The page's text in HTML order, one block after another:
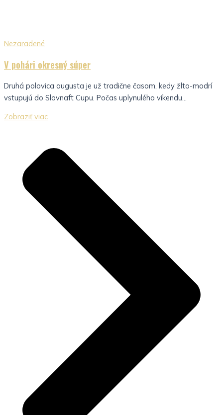
Nezaradené
V pohári okresný súper
Druhá polovica augusta je už tradične časom, kedy žlto-modrí
vstupujú do Slovnaft Cupu. Počas uplynulého víkendu...
Zobraziť viac